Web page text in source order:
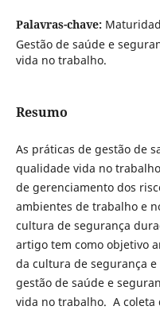
Palavras-chave:
Gestão de saúde e
vida no trabalho.
Resumo
As práticas de gestão de
qualidade vida no
de gerenciamento dos
ambientes de trabalho e
cultura de segurança
artigo tem como objetivo
da cultura de segurança
gestão de saúde e
vida no trabalho. A coleta